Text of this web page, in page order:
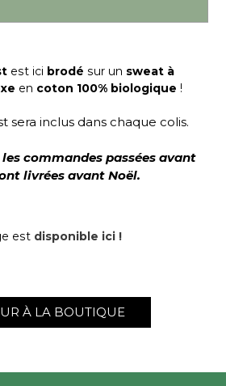
est ici brodé sur un sweat à
en coton 100% biologique !
sera inclus dans chaque colis.
commandes passées avant
livrées avant Noël.
est disponible ici !
À LA BOUTIQUE